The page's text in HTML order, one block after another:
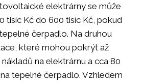
elektrárny se může
tisíc Kč do 600 tisíc Kč, pokud
čerpadlo. Na druhou
které mohou pokrýt až
na elektrárnu a cca 80
tepelné čerpadlo. Vzhledem